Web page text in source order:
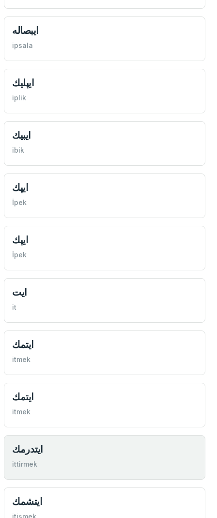
ايبصاله
ipsala
ايپليك
iplik
ايبيك
ibik
ايپك
İpek
ايپك
İpek
ايت
it
ايتمك
itmek
ايتمك
itmek
ايتدرمك
ittirmek
ايتشمك
itişmek